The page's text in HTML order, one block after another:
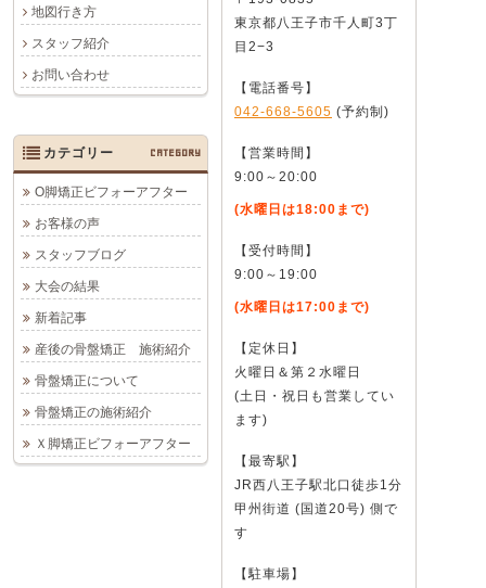
地図行き方
スタッフ紹介
お問い合わせ
東京都八王子市千人町3丁
目2−3
【電話番号】
042-668-5605 (予約制)
【営業時間】
9:00～20:00
(水曜日は18:00まで)
【受付時間】
9:00～19:00
(水曜日は17:00まで)
【定休日】
火曜日＆第２水曜日
(土日・祝日も営業してい
ます)
【最寄駅】
JR西八王子駅北口徒歩1分
甲州街道 (国道20号) 側で
す
【駐車場】
カテゴリー CATEGORY
O脚矯正ビフォーアフター
お客様の声
スタッフブログ
大会の結果
新着記事
産後の骨盤矯正 施術紹介
骨盤矯正について
骨盤矯正の施術紹介
Ｘ脚矯正ビフォーアフター